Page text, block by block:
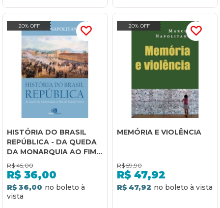
20% OFF
HISTÓRIA DO BRASIL
REPÚBLICA - DA QUEDA
DA MONARQUIA AO FIM
DO ESTADO NOVO
R$ 45,00
R$ 36,00
R$ 36,00
20% OFF
MEMÓRIA E VIOLÊNCIA
R$ 59,90
R$ 47,92
R$ 47,92